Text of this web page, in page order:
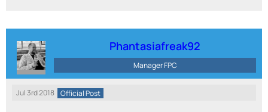
Phantasiafreak92
Manager FPC
Jul 3rd 2018 Official Post